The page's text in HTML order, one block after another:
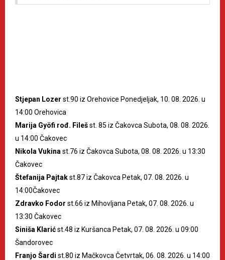
Stjepan Lozer st.90 iz Orehovice Ponedjeljak, 10. 08. 2026. u
14:00 Orehovica
Marija Gyöfi rođ. Filešst. 85 iz Čakovca Subota, 08. 08. 2026.
u 14:00 Čakovec
Nikola Vukina st.76 iz Čakovca Subota, 08. 08. 2026. u 13:30
Čakovec
Štefanija Pajtakst.87 iz Čakovca Petak, 07. 08. 2026. u
14:00Čakovec
Zdravko Fodor st.66 iz Mihovljana Petak, 07. 08. 2026. u
13:30 Čakovec
Siniša Klarićst.48 iz Kuršanca Petak, 07. 08. 2026. u 09:00
Šandorovec
Franjo Šardi st.80 iz Mačkovca Četvrtak, 06. 08. 2026. u 14:00